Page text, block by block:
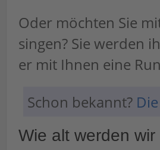
Oder möchten Sie
singen? Sie werden
er mit Ihnen eine
Schon bekannt?
Wie alt werden